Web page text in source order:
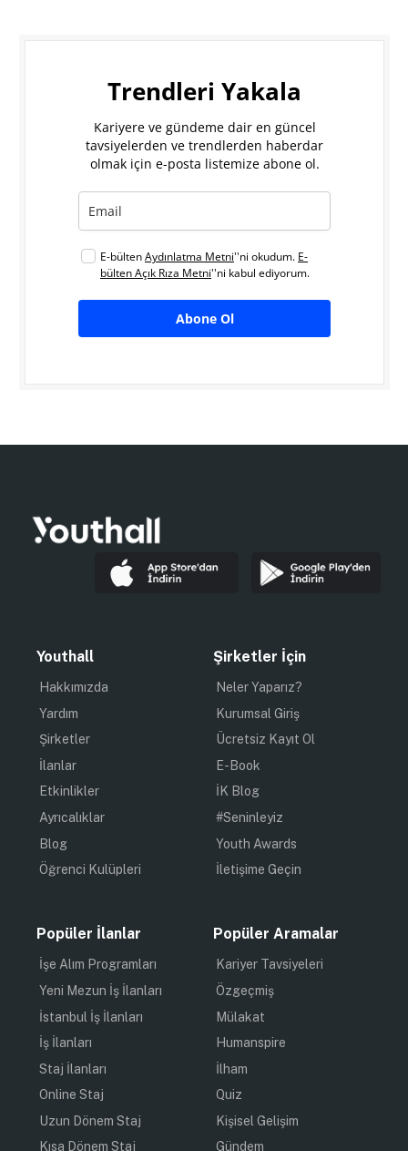
Trendleri Yakala
Kariyere ve gündeme dair en güncel
tavsiyelerden ve trendlerden haberdar
olmak için e-posta listemize abone ol.
E-bültenAydınlatma Metni''ni okudum. E-
bülten Açık Rıza Metni''ni kabul ediyorum.
Abone Ol
Youthall
Hakkımızda
Yardım
Şirketler
İlanlar
Etkinlikler
Ayrıcalıklar
Blog
Öğrenci Kulüpleri
Şirketler İçin
Neler Yaparız?
Kurumsal Giriş
Ücretsiz Kayıt Ol
E-Book
İK Blog
#Seninleyiz
Youth Awards
İletişime Geçin
Popüler İlanlar
İşe Alım Programları
Yeni Mezun İş İlanları
İstanbul İş İlanları
İş İlanları
Staj İlanları
Online Staj
Uzun Dönem Staj
Kısa Dönem Staj
Popüler Aramalar
Kariyer Tavsiyeleri
Özgeçmiş
Mülakat
Humanspire
İlham
Quiz
Kişisel Gelişim
Gündem